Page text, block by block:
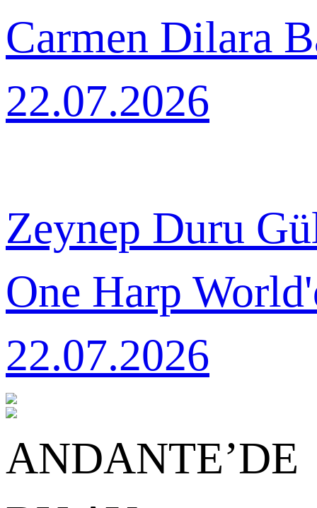
Carmen Dilara
22.07.2026
Zeynep Duru
One Harp
22.07.2026
ANDANTE’DE